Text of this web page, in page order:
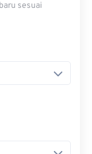
sesuai